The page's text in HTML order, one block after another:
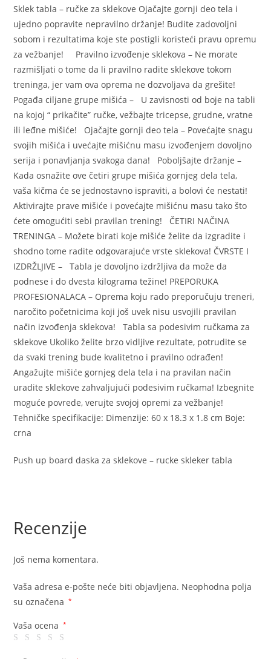
Sklek tabla – ručke za sklekove Ojačajte gornji deo tela i
ujedno popravite nepravilno držanje! Budite zadovoljni
sobom i rezultatima koje ste postigli koristeći pravu opremu
za vežbanje! Pravilno izvođenje sklekova – Ne morate
razmišljati o tome da li pravilno radite sklekove tokom
treninga, jer vam ova oprema ne dozvoljava da grešite!
Pogađa ciljane grupe mišića – U zavisnosti od boje na tabli
na kojoj “ prikačite” ručke, vežbajte tricepse, grudne, vratne
ili leđne mišiće! Ojačajte gornji deo tela – Povećajte snagu
svojih mišića i uvećajte mišićnu masu izvođenjem dovoljno
serija i ponavljanja svakoga dana! Poboljšajte držanje –
Kada osnažite ove četiri grupe mišića gornjeg dela tela,
vaša kičma će se jednostavno ispraviti, a bolovi će nestati!
Aktivirajte prave mišiće i povećajte mišićnu masu tako što
ćete omogućiti sebi pravilan trening! ČETIRI NAČINA
TRENINGA – Možete birati koje mišiće želite da izgradite i
shodno tome radite odgovarajuće vrste sklekova! ČVRSTE I
IZDRŽLJIVE – Tabla je dovoljno izdržljiva da može da
podnese i do dvesta kilograma težine! PREPORUKA
PROFESIONALACA – Oprema koju rado preporučuju treneri,
naročito početnicima koji još uvek nisu usvojili pravilan
način izvođenja sklekova! Tabla sa podesivim ručkama za
sklekove Ukoliko želite brzo vidljive rezultate, potrudite se
da svaki trening bude kvalitetno i pravilno odrađen!
Angažujte mišiće gornjeg dela tela i na pravilan način
uradite sklekove zahvaljujući podesivim ručkama! Izbegnite
moguće povrede, verujte svojoj opremi za vežbanje!
Tehničke specifikacije: Dimenzije: 60 x 18.3 x 1.8 cm Boje:
crna
Push up board daska za sklekove – rucke skleker tabla
Recenzije
Još nema komentara.
Vaša adresa e-pošte neće biti objavljena. Neophodna polja
su označena
*
Vaša ocena *